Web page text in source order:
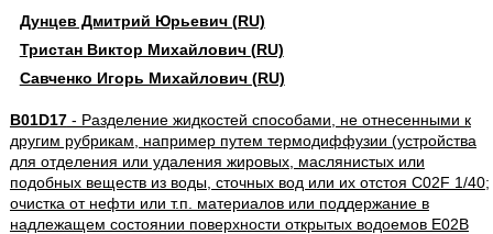
Дунцев Дмитрий Юрьевич (RU)
Тристан Виктор Михайлович (RU)
Савченко Игорь Михайлович (RU)
B01D17- Разделение жидкостей способами, не отнесенными к
другим рубрикам, например путем термодиффузии (устройства
для отделения или удаления жировых, маслянистых или
подобных веществ из воды, сточных вод или их отстоя C02F 1/40;
очистка от нефти или т.п. материалов или поддержание в
надлежащем состоянии поверхности открытых водоемов E02B